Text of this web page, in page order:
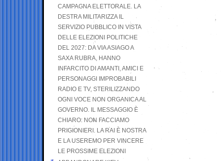
CAMPAGNA ELETTORALE. LA
DESTRA MILITARIZZA IL
SERVIZIO PUBBLICO IN VISTA
DELLE ELEZIONI POLITICHE
DEL 2027: DA VIA ASIAGO A
SAXA RUBRA, HANNO
INFARCITO DI AMANTI, AMICI E
PERSONAGGI IMPROBABILI
RADIO E TV, STERILIZZANDO
OGNI VOCE NON ORGANICA AL
GOVERNO. IL MESSAGGIO È
CHIARO: NON FACCIAMO
PRIGIONIERI. LA RAI È NOSTRA
E LA USEREMO PER VINCERE
LE PROSSIME ELEZIONI